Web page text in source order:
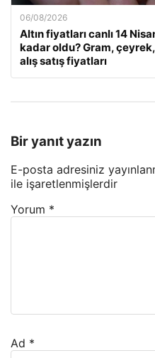
06/08/2026
Altın fiyatları canlı 14
kadar oldu? Gram,
alış satış fiyatları
Bir yanıt yazın
E-posta adresiniz
ile işaretlenmişlerdir
Yorum *
Ad *